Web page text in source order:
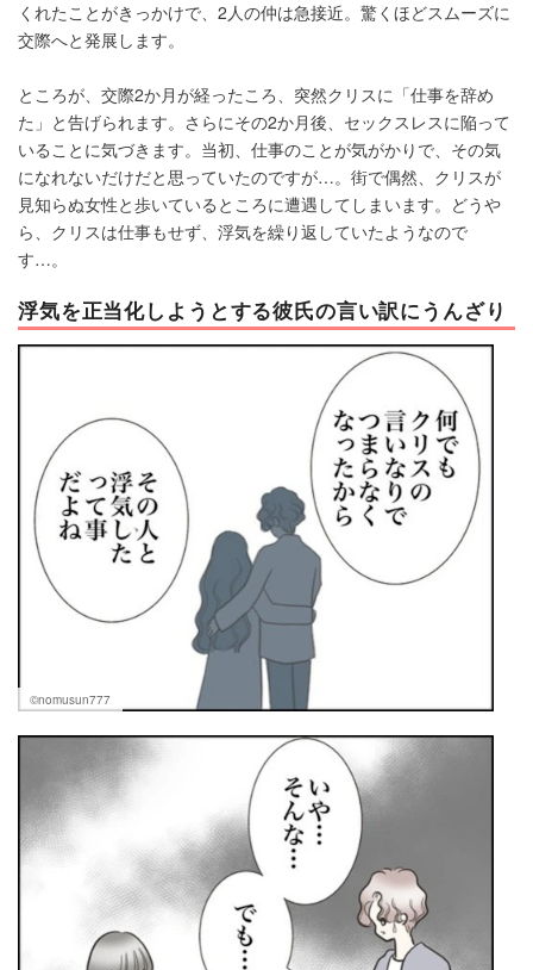
くれたことがきっかけで、2人の仲は急接近。驚くほどスムーズに
交際へと発展します。
ところが、交際2か月が経ったころ、突然クリスに「仕事を辞め
た」と告げられます。さらにその2か月後、セックスレスに陥って
いることに気づきます。当初、仕事のことが気がかりで、その気
になれないだけだと思っていたのですが…。街で偶然、クリスが
見知らぬ女性と歩いているところに遭遇してしまいます。どうや
ら、クリスは仕事もせず、浮気を繰り返していたようなので
す…。
浮気を正当化しようとする彼氏の言い訳にうんざり
©nomusun777